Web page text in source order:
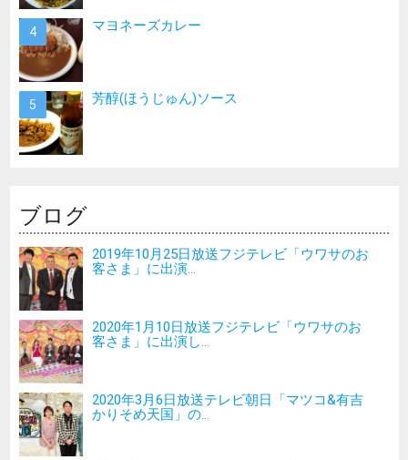
マヨネーズカレー
芳醇(ほうじゅん)ソース
ブログ
2019年10月25日放送フジテレビ「ウワサのお
客さま」に出演...
2020年1月10日放送フジテレビ「ウワサのお
客さま」に出演し...
2020年3月6日放送テレビ朝日「マツコ&有吉
かりそめ天国」の...